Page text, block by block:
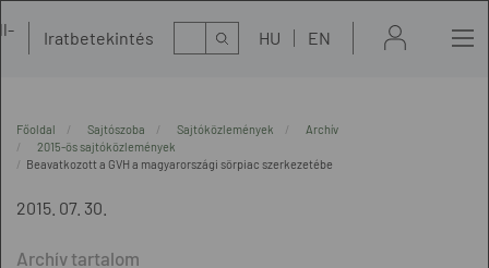
Iratbetekintés Kereső HU EN
Főoldal Sajtószoba Sajtóközlemények
Archív
2015-ös sajtóközlemények
Beavatkozott a GVH a magyarországi sörpiac szerkezetébe
2015. 07. 30.